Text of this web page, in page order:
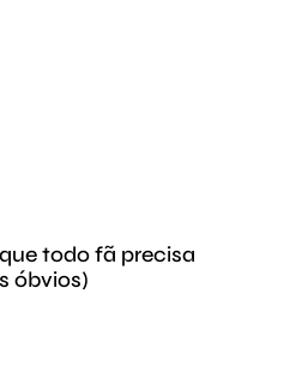
todo fã precisa
óbvios)